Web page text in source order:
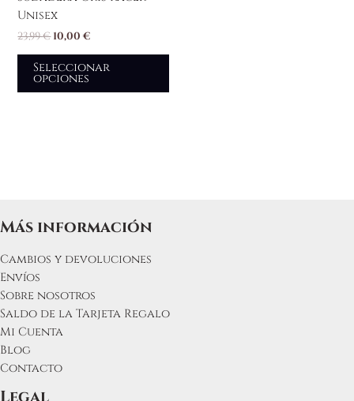
Unisex
23,99€10,00€
Seleccionar
opciones
elegir
Más información
Cambios y devoluciones
Envíos
Sobre nosotros
Saldo de la Tarjeta Regalo
Mi Cuenta
Blog
Contacto
Legal